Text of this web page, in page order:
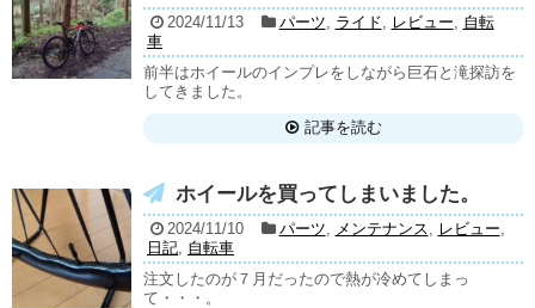
2024/11/13 パーツ ライド レビュー
自転
車
前半はホイールのインプレをしながら巨石と滝探訪を
してきました。
記事を読む
ホイールを買ってしまいました。
2024/11/10 パーツ メンテナンス レビュー
日記 自転車
注文したのが７月だったので熱が冷めてしまっ
て・・・。